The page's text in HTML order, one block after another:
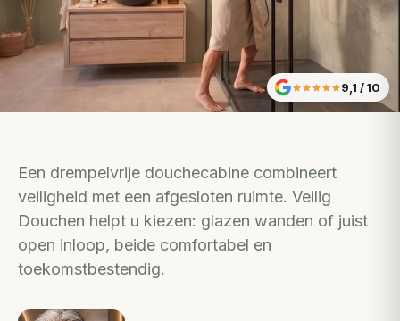
9,1 / 10
Een drempelvrije douchecabine combineert
veiligheid met een afgesloten ruimte. Veilig
Douchen helpt u kiezen: glazen wanden of juist
open inloop, beide comfortabel en
toekomstbestendig.